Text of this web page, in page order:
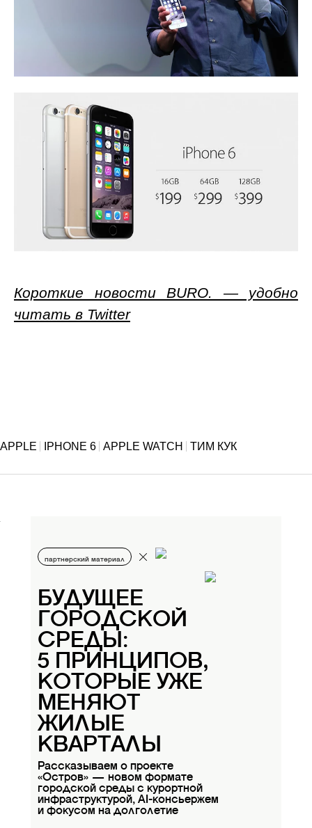
Короткие новости BURO. — удобно
читать в Twitter
APPLE IPHONE 6 APPLE WATCH ТИМ КУК
партнерский материал
БУДУЩЕЕ
ГОРОДСКОЙ
СРЕДЫ:
5 ПРИНЦИПОВ,
КОТОРЫЕ УЖЕ
МЕНЯЮТ
ЖИЛЫЕ
КВАРТАЛЫ
Рассказываем о проекте
«Остров» — новом формате
городской среды с курортной
инфраструктурой, AI-консьержем
и фокусом на долголетие